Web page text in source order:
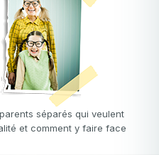
séparés qui veulent
et comment y faire face